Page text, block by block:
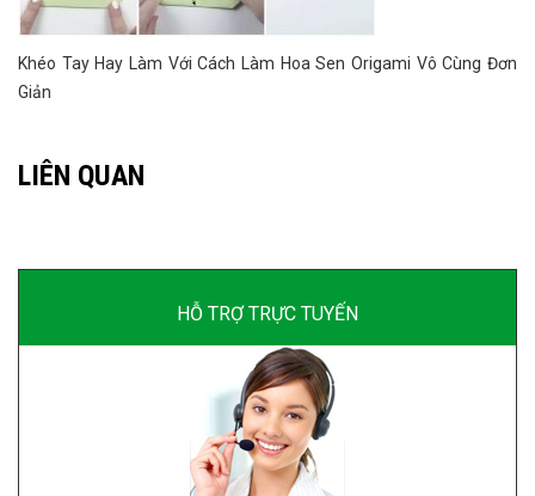
Khéo Tay Hay Làm Với Cách Làm Hoa Sen Origami Vô Cùng Đơn
Giản
LIÊN QUAN
HỖ TRỢ TRỰC TUYẾN